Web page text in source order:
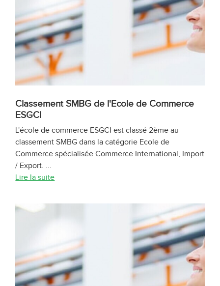
Classement SMBG de l'Ecole de Commerce
ESGCI
L'école de commerce ESGCI est classé 2ème au
classement SMBG dans la catégorie Ecole de
Commerce spécialisée Commerce International, Import
/ Export. ...
Lire la suite